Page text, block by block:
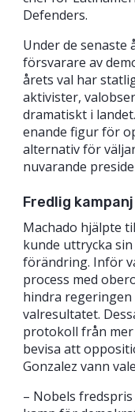
Defenders.
Under de senaste
försvarare av
årets val har
aktivister,
dramatiskt i
enande figur för
alternativ för
nuvarande
Fredlig
Machado hjälpte
kunde uttrycka
förändring. Inför
process med
hindra
valresultatet.
protokoll från
bevisa att
Gonzalez vann
– Nobels